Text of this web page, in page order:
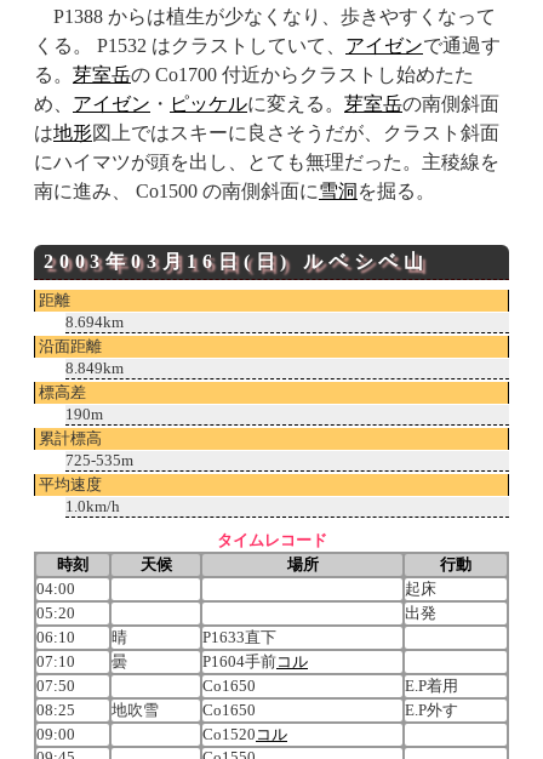
P1388 からは植生が少なくなり、歩きやすくなって
くる。 P1532 はクラストしていて、 アイゼンで通過す
る。 芽室岳の Co1700 付近からクラストし始めたた
め、 アイゼン ・ ピッケルに変える。 芽室岳の南側斜面
は地形図上ではスキーに良さそうだが、クラスト斜面
にハイマツが頭を出し、とても無理だった。主稜線を
南に進み、 Co1500 の南側斜面に雪洞 を掘る。
2003年03月16日(日) ルベシベ山
距離
8.694km
沿面距離
8.849km
標高差
190m
累計標高
725-535m
平均速度
1.0km/h
タイムレコード
時刻
天候 場所
行動
04:00
起床
05:20
出発
06:10
晴
P1633直下
07:10
曇 P1604手前コル
07:50
Co1650
E.P着用
08:25
地吹雪 Co1650
E.P外す
09:00
Co1520 コル